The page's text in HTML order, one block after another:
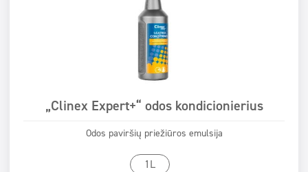
„Clinex Expert+“ odos kondicionierius
Odos paviršių priežiūros emulsija
1L